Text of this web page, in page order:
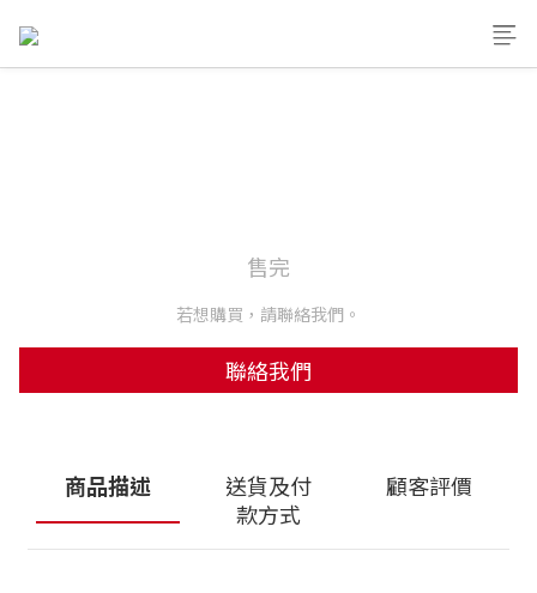
售完
若想購買，請聯絡我們。
聯絡我們
商品描述
送貨及付
款方式
顧客評價